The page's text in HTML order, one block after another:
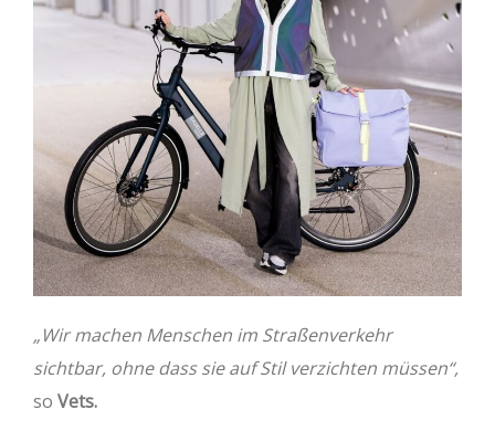
„Wir machen Menschen im Straßenverkehr
sichtbar, ohne dass sie auf Stil verzichten müssen“,
so Vets.